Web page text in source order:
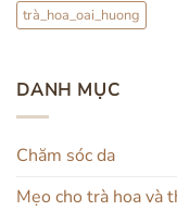
trà_hoa_oai_huong
DANH MỤC
Chăm sóc da
Mẹo cho trà hoa và